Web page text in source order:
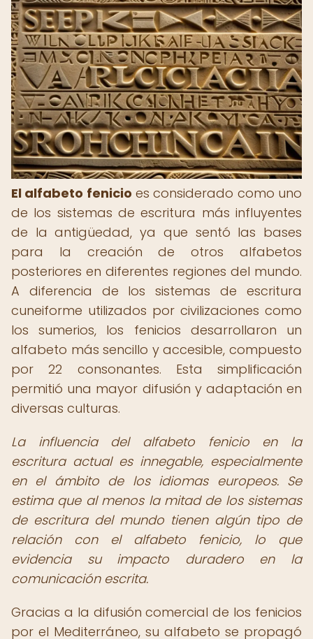
El alfabeto fenicio es considerado como uno
de los sistemas de escritura más influyentes
de la antigüedad, ya que sentó las bases
para la creación de otros alfabetos
posteriores en diferentes regiones del mundo.
A diferencia de los sistemas de escritura
cuneiforme utilizados por civilizaciones como
los sumerios, los fenicios desarrollaron un
alfabeto más sencillo y accesible, compuesto
por 22 consonantes. Esta simplificación
permitió una mayor difusión y adaptación en
diversas culturas.
La influencia del alfabeto fenicio en la
escritura actual es innegable, especialmente
en el ámbito de los idiomas europeos. Se
estima que al menos la mitad de los sistemas
de escritura del mundo tienen algún tipo de
relación con el alfabeto fenicio, lo que
evidencia su impacto duradero en la
comunicación escrita.
Gracias a la difusión comercial de los fenicios
por el Mediterráneo, su alfabeto se propagó